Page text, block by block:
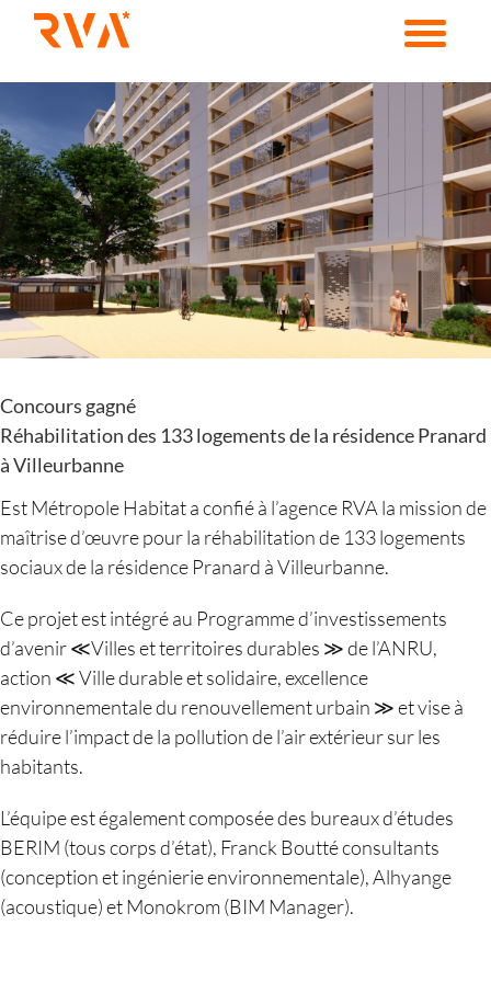
Passer
l'image
agrandie
Concours gagné
Réhabilitation des 133 logements de la résidence Pranard
à Villeurbanne
Est Métropole Habitat a confié à l’agence RVA la mission de
maîtrise d’œuvre pour la réhabilitation de 133 logements
sociaux de la résidence Pranard à Villeurbanne.
Ce projet est intégré au Programme d’investissements
d’avenir ≪Villes et territoires durables ≫ de l’ANRU,
action ≪ Ville durable et solidaire, excellence
environnementale du renouvellement urbain ≫ et vise à
réduire l’impact de la pollution de l’air extérieur sur les
habitants.
L’équipe est également composée des bureaux d’études
BERIM (tous corps d’état), Franck Boutté consultants
(conception et ingénierie environnementale), Alhyange
(acoustique) et Monokrom (BIM Manager).